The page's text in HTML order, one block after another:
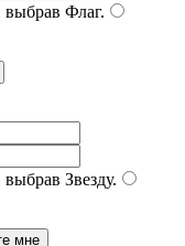
выбрав Флаг.
выбрав Звезду.